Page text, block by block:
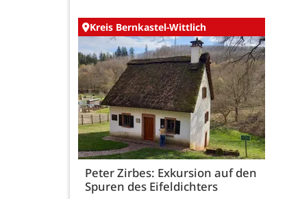
Kreis Bernkastel-Wittlich
Peter Zirbes: Exkursion auf den
Spuren des Eifeldichters